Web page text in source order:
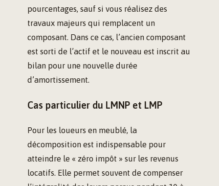
pourcentages, sauf si vous réalisez des
travaux majeurs qui remplacent un
composant. Dans ce cas, l’ancien composant
est sorti de l’actif et le nouveau est inscrit au
bilan pour une nouvelle durée
d’amortissement.
Cas particulier du LMNP et LMP
Pour les loueurs en meublé, la
décomposition est indispensable pour
atteindre le « zéro impôt » sur les revenus
locatifs. Elle permet souvent de compenser